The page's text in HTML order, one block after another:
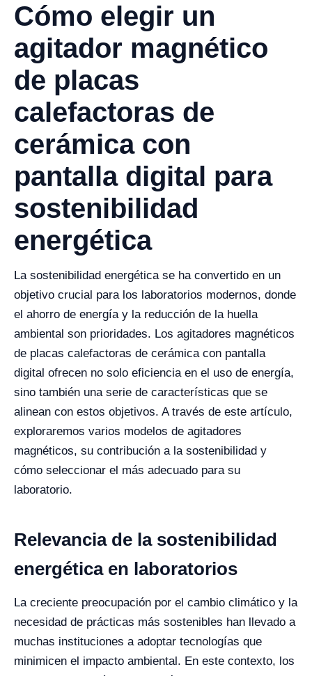
Cómo elegir un
agitador magnético
de placas
calefactoras de
cerámica con
pantalla digital para
sostenibilidad
energética
La sostenibilidad energética se ha convertido en un
objetivo crucial para los laboratorios modernos, donde
el ahorro de energía y la reducción de la huella
ambiental son prioridades. Los agitadores magnéticos
de placas calefactoras de cerámica con pantalla
digital ofrecen no solo eficiencia en el uso de energía,
sino también una serie de características que se
alinean con estos objetivos. A través de este artículo,
exploraremos varios modelos de agitadores
magnéticos, su contribución a la sostenibilidad y
cómo seleccionar el más adecuado para su
laboratorio.
Relevancia de la sostenibilidad
energética en laboratorios
La creciente preocupación por el cambio climático y la
necesidad de prácticas más sostenibles han llevado a
muchas instituciones a adoptar tecnologías que
minimicen el impacto ambiental. En este contexto, los